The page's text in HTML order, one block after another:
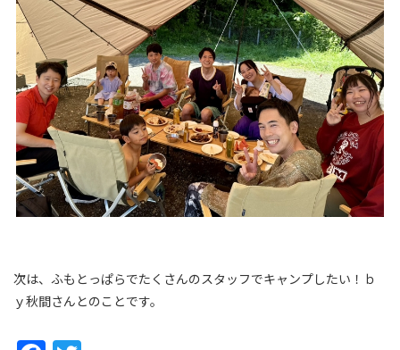
次は、ふもとっぱらでたくさんのスタッフでキャンプしたい！ｂ
ｙ秋間さんとのことです。